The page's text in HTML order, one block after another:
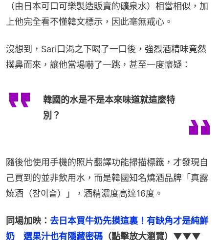
（由日本可口可樂製造販賣的礦泉水）相當相似，加
上他完全看不懂韓文標示，因此毫無戒心。
沒想到，Sari口渴之下喝了一口後，強烈酒精味竟然
撲鼻而來，讓他當場嚇了一跳，甚至一度懷疑：
韓國的水是不是本來味道就這麼特
別？
隨後他使用手機的照片翻譯功能掃描標籤，才發現自
己買到的並非飲用水，而是韓國知名燒酒品牌「真露
燒酒（참이슬）」，酒精濃度高達16度。
同場加映： 去日本買牛奶先摸這裏！有缺角才是純鮮
奶　選果汁也有隱藏密碼 （點擊放大瀏覽）▼▼▼